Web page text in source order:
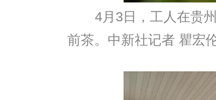
4月3日，工人在贵
前茶。中新社记者 瞿宏